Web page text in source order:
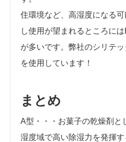
住環境など、高湿度になる
し使用が望まれるところに
が多いです。弊社のシリテ
を使用しています！
まとめ
A型・・・お菓子の乾燥剤と
湿度域で高い除湿力を発揮